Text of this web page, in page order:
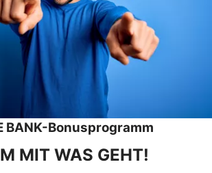
BANK-Bonusprogramm
MIT WAS GEHT!